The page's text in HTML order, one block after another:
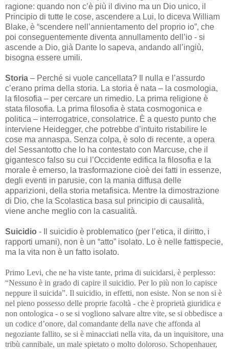
ragione: quando non c’è più il divino ma un Dio unico, il
Principio di tutte le cose, ascendere a Lui, lo diceva William
Blake, è “scendere nell’annientamento del proprio io”, che
poi conseguentemente diventa annullamento dell’io - si
ascende a Dio, già Dante lo sapeva, andando all’ingiù,
bisogna essere umili.
Storia – Perché si vuole cancellata? Il nulla e l’assurdo
c’erano prima della storia. La storia è nata – la cosmologia,
la filosofia – per cercare un rimedio. La prima religione è
stata filosofia. La prima filosofia è stata cosmogonica e
politica – interrogatrice, consolatrice. È a questo punto che
interviene Heidegger, che potrebbe d’intuito ristabilire le
cose ma annaspa. Senza colpa, è solo di recente, a opera
del Sessantotto che lo ha contestato con Marcuse, che il
gigantesco falso su cui l’Occidente edifica la filosofia e la
morale è emerso, la trasformazione cioè dei fatti in essenze,
degli eventi in parusie, con la mania diffusa delle
apparizioni, della storia metafisica. Mentre la dimostrazione
di Dio, che la Scolastica basa sul principio di causalità,
viene anche meglio con la casualità.
Suicidio - Il suicidio è problematico (per l’etica, il diritto, i
rapporti umani), non è un “atto” isolato. Lo è nelle fattispecie,
ma la vita non è un fatto isolato.
Primo Levi, che ne ha viste tante, prima di suicidarsi, è perplesso:
“Nessuno è in grado di capire il suicidio. Per lo più non lo capisce
neppure il suicida”. Il suicidio, in effetti, non esiste. Non se non si è
nel pieno possesso delle proprie facoltà - che è proprietà giuridica e
non ontologica - o se si vogliono salvare altre vite, se si obbedisce a
un codice d’onore, dal comandante della nave che affonda al
negoziante fallito, se si è minacciati nella vita, da un inquisitore, una
tribù cannibale, un male spietato o molto doloroso. Schopenhauer,